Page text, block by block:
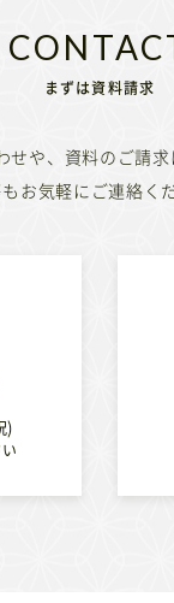
まずは資料請求
や、資料のご請求
お気軽にご連絡く
)